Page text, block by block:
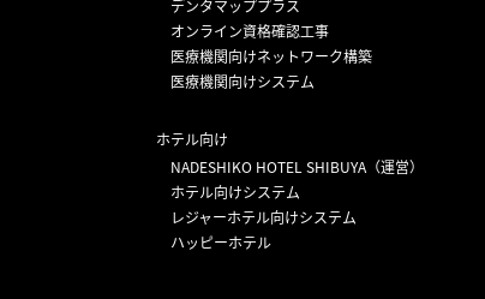
デンタマッププラス
オンライン資格確認工事
医療機関向けネットワーク構築
医療機関向けシステム
ホテル向け
NADESHIKO HOTEL SHIBUYA（運営）
ホテル向けシステム
レジャーホテル向けシステム
ハッピーホテル